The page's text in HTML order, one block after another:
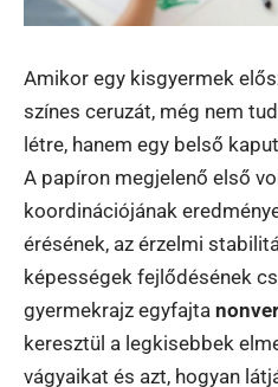
Amikor egy kisgyermek
színes ceruzát, még nem
létre, hanem egy belső
A papíron megjelenő első
koordinációjának
érésének, az érzelmi
képességek fejlődésének
gyermekrajz egyfajta
keresztül a legkisebbek
vágyaikat és azt, hogyan